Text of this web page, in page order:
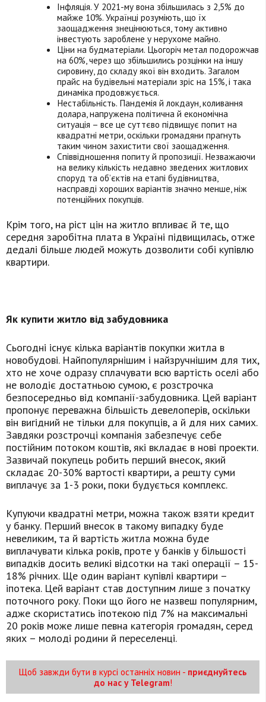
Інфляція. У 2021-му вона збільшилась з 2,5% до
майже 10%. Українці розуміють, що їх
заощадження знецінюються, тому активно
інвестують зароблене у нерухоме майно.
Ціни на будматеріали. Цьогоріч метал подорожчав
на 60%, через що збільшились розцінки на іншу
сировину, до складу якої він входить. Загалом
прайс на будівельні матеріали зріс на 15%, і така
динаміка продовжується.
Нестабільність. Пандемія й локдаун, коливання
долара, напружена політична й економічна
ситуація – все це суттєво підвищує попит на
квадратні метри, оскільки громадяни прагнуть
таким чином захистити свої заощадження.
Співвідношення попиту й пропозиції. Незважаючи
на велику кількість недавно зведених житлових
споруд та об’єктів на етапі будівництва,
насправді хороших варіантів значно менше, ніж
потенційних покупців.
Крім того, на ріст цін на житло впливає й те, що
середня заробітна плата в Україні підвищилась, отже
дедалі більше людей можуть дозволити собі купівлю
квартири.
Як купити житло від забудовника
Сьогодні існує кілька варіантів покупки житла в
новобудові. Найпопулярнішим і найзручнішим для тих,
хто не хоче одразу сплачувати всю вартість оселі або
не володіє достатньою сумою, є розстрочка
безпосередньо від компанії-забудовника. Цей варіант
пропонує переважна більшість девелоперів, оскільки
він вигідний не тільки для покупців, а й для них самих.
Завдяки розстрочці компанія забезпечує себе
постійним потоком коштів, які вкладає в нові проекти.
Зазвичай покупець робить перший внесок, який
складає 20-30% вартості квартири, а решту суми
виплачує за 1-3 роки, поки будується комплекс.
Купуючи квадратні метри, можна також взяти кредит
у банку. Перший внесок в такому випадку буде
невеликим, та й вартість житла можна буде
виплачувати кілька років, проте у банків у більшості
випадків досить великі відсотки на такі операції – 15-
18% річних. Ще один варіант купівлі квартири –
іпотека. Цей варіант став доступним лише з початку
поточного року. Поки що його не назвеш популярним,
адже скористатись іпотекою під 7% на максимальні
20 років може лише певна категорія громадян, серед
яких – молоді родини й переселенці.
Щоб завжди бути в курсі останніх новин - приєднуйтесь
до нас у Telegram!